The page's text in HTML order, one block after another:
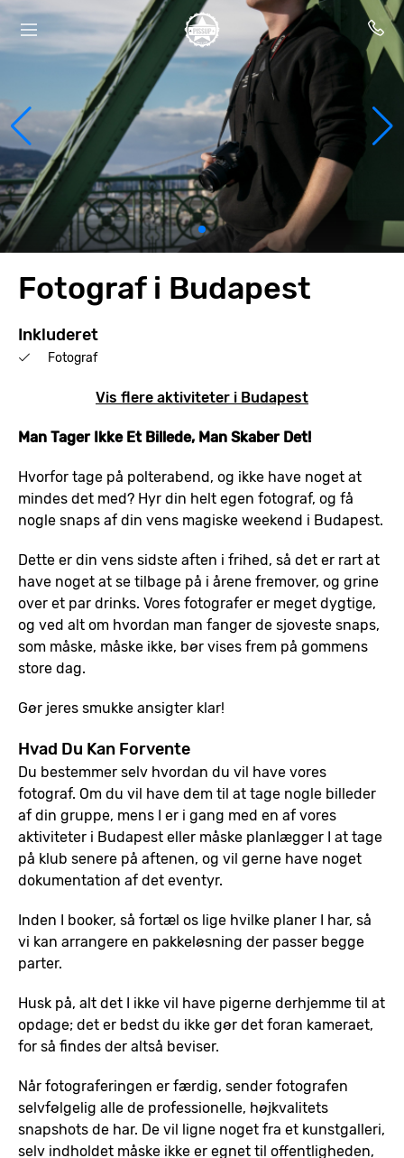
Fotograf i Budapest
Inkluderet
Fotograf
Vis flere aktiviteter i Budapest
Man Tager Ikke Et Billede, Man Skaber Det!
Hvorfor tage på polterabend, og ikke have noget at
mindes det med? Hyr din helt egen fotograf, og få
nogle snaps af din vens magiske weekend i Budapest.
Dette er din vens sidste aften i frihed, så det er rart at
have noget at se tilbage på i årene fremover, og grine
over et par drinks. Vores fotografer er meget dygtige,
og ved alt om hvordan man fanger de sjoveste snaps,
som måske, måske ikke, bør vises frem på gommens
store dag.
Gør jeres smukke ansigter klar!
Hvad Du Kan Forvente
Du bestemmer selv hvordan du vil have vores
fotograf. Om du vil have dem til at tage nogle billeder
af din gruppe, mens I er i gang med en af vores
aktiviteter i Budapest eller måske planlægger I at tage
på klub senere på aftenen, og vil gerne have noget
dokumentation af det eventyr.
Inden I booker, så fortæl os lige hvilke planer I har, så
vi kan arrangere en pakkeløsning der passer begge
parter.
Husk på, alt det I ikke vil have pigerne derhjemme til at
opdage; det er bedst du ikke gør det foran kameraet,
for så findes der altså beviser.
Når fotograferingen er færdig, sender fotografen
selvfølgelig alle de professionelle, højkvalitets
snapshots de har. De vil ligne noget fra et kunstgalleri,
selv indholdet måske ikke er egnet til offentligheden,